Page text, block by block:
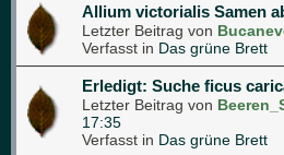
Allium victorialis Samen
Letzter Beitrag von
Verfasst in Das grüne Brett
Erledigt: Suche ficus
Letzter Beitrag von
17:35
Verfasst in Das grüne Brett